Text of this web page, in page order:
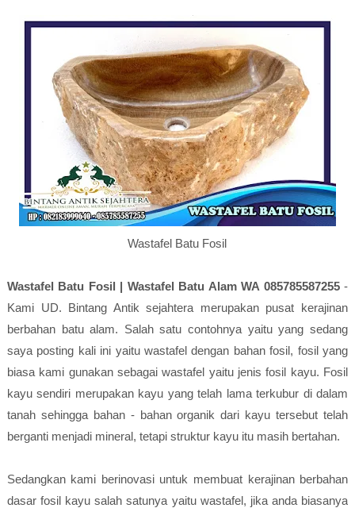
Wastafel Batu Fosil
Wastafel Batu Fosil | Wastafel Batu Alam WA 085785587255-
Kami UD. Bintang Antik sejahtera merupakan pusat kerajinan
berbahan batu alam. Salah satu contohnya yaitu yang sedang
saya posting kali ini yaitu wastafel dengan bahan fosil, fosil yang
biasa kami gunakan sebagai wastafel yaitu jenis fosil kayu. Fosil
kayu sendiri merupakan kayu yang telah lama terkubur di dalam
tanah sehingga bahan - bahan organik dari kayu tersebut telah
berganti menjadi mineral, tetapi struktur kayu itu masih bertahan.
Sedangkan kami berinovasi untuk membuat kerajinan berbahan
dasar fosil kayu salah satunya yaitu wastafel, jika anda biasanya